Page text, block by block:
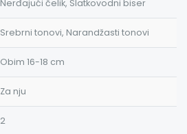
Nerđajući čelik, Slatkovodni biser
Srebrni tonovi, Narandžasti tonovi
Obim 16-18 cm
Za nju
2